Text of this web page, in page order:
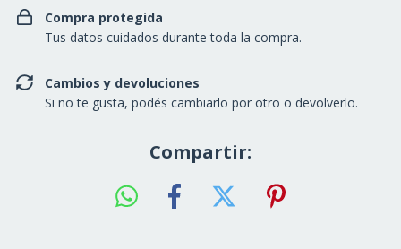
Compra protegida
Tus datos cuidados durante toda la compra.
Cambios y devoluciones
Si no te gusta, podés cambiarlo por otro o devolverlo.
Compartir: